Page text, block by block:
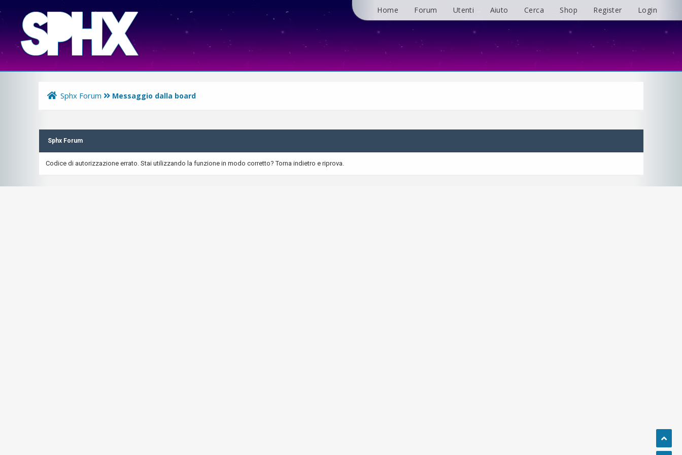
Home Forum Utenti Aiuto Cerca Shop Register Login
Sphx Forum Messaggio dalla board
Sphx Forum
Codice di autorizzazione errato. Stai utilizzando la funzione in modo corretto? Torna indietro e riprova.